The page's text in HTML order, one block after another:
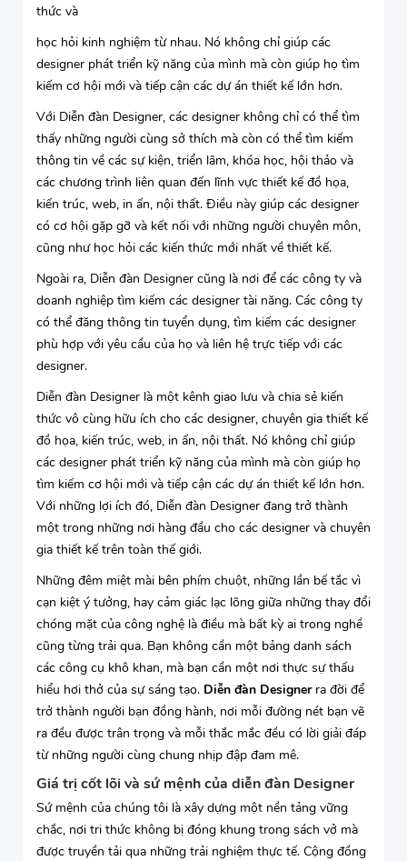
thức và
học hỏi kinh nghiệm từ nhau. Nó không chỉ giúp các
designer phát triển kỹ năng của mình mà còn giúp họ tìm
kiếm cơ hội mới và tiếp cận các dự án thiết kế lớn hơn.
Với Diễn đàn Designer, các designer không chỉ có thể tìm
thấy những người cùng sở thích mà còn có thể tìm kiếm
thông tin về các sự kiện, triển lãm, khóa học, hội thảo và
các chương trình liên quan đến lĩnh vực thiết kế đồ họa,
kiến trúc, web, in ấn, nội thất. Điều này giúp các designer
có cơ hội gặp gỡ và kết nối với những người chuyên môn,
cũng như học hỏi các kiến thức mới nhất về thiết kế.
Ngoài ra, Diễn đàn Designer cũng là nơi để các công ty và
doanh nghiệp tìm kiếm các designer tài năng. Các công ty
có thể đăng thông tin tuyển dụng, tìm kiếm các designer
phù hợp với yêu cầu của họ và liên hệ trực tiếp với các
designer.
Diễn đàn Designer là một kênh giao lưu và chia sẻ kiến
thức vô cùng hữu ích cho các designer, chuyên gia thiết kế
đồ họa, kiến trúc, web, in ấn, nội thất. Nó không chỉ giúp
các designer phát triển kỹ năng của mình mà còn giúp họ
tìm kiếm cơ hội mới và tiếp cận các dự án thiết kế lớn hơn.
Với những lợi ích đó, Diễn đàn Designer đang trở thành
một trong những nơi hàng đầu cho các designer và chuyên
gia thiết kế trên toàn thế giới.
Những đêm miệt mài bên phím chuột, những lần bế tắc vì
cạn kiệt ý tưởng, hay cảm giác lạc lõng giữa những thay đổi
chóng mặt của công nghệ là điều mà bất kỳ ai trong nghề
cũng từng trải qua. Bạn không cần một bảng danh sách
các công cụ khô khan, mà bạn cần một nơi thực sự thấu
hiểu hơi thở của sự sáng tạo. Diễn đàn Designerra đời để
trở thành người bạn đồng hành, nơi mỗi đường nét bạn vẽ
ra đều được trân trọng và mỗi thắc mắc đều có lời giải đáp
từ những người cùng chung nhịp đập đam mê.
Giá trị cốt lõi và sứ mệnh của diễn đàn Designer
Sứ mệnh của chúng tôi là xây dựng một nền tảng vững
chắc, nơi tri thức không bị đóng khung trong sách vở mà
được truyền tải qua những trải nghiệm thực tế. Cộng đồng